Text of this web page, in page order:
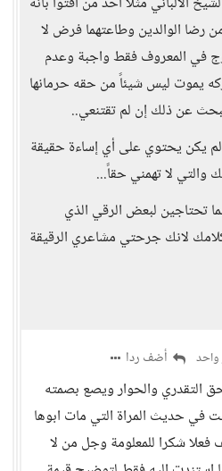
رضا الوالدين وطاعتهما فرض لا
في المعروف فقط واجبة وعدم
يموت ليس شيئاً من حقه حرمانها
عن ذلك إن لم تقتنعي..
لم يكن يحتوي على أي إساءة حقيقة
والتي لا تهمني حقاً...
تحتاجين لبعض الرقي الذي
لانك جرحتي مشاعري الرقيقة
أضف ردا
التقدري والحوار ويصع بصمته
في حديث المراة التي مات ابوها
شكرا للمعلومة وجل من لا